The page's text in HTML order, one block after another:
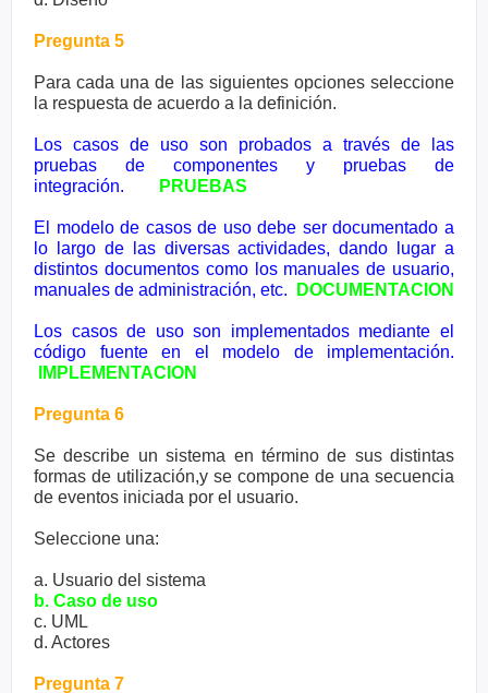
Pregunta 5
Para cada una de las siguientes opciones seleccione
la respuesta de acuerdo a la definición.
Los casos de uso son probados a través de las
pruebas de componentes y pruebas de
integración.
PRUEBAS
El modelo de casos de uso debe ser documentado a
lo largo de las diversas actividades, dando lugar a
distintos documentos como los manuales de usuario,
manuales de administración, etc.
DOCUMENTACION
Los casos de uso son implementados mediante el
código fuente en el modelo de implementación.
IMPLEMENTACION
Pregunta 6
Se describe un sistema en término de sus distintas
formas de utilización,y se compone de una secuencia
de eventos iniciada por el usuario.
Seleccione una:
a. Usuario del sistema
b. Caso de uso
c. UML
d. Actores
Pregunta 7